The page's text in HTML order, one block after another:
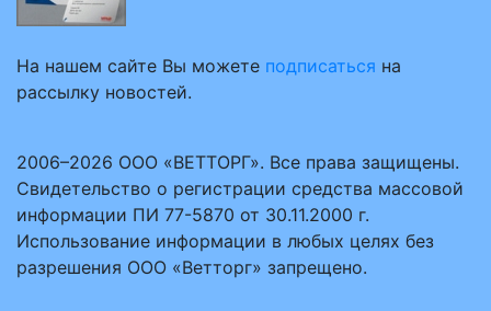
На нашем сайте Вы можете подписаться на
рассылку новостей.
2006–2026 ООО «ВЕТТОРГ». Все права защищены.
Свидетельство о регистрации средства массовой
информации ПИ 77-5870 от 30.11.2000 г.
Использование информации в любых целях без
разрешения ООО «Ветторг» запрещено.